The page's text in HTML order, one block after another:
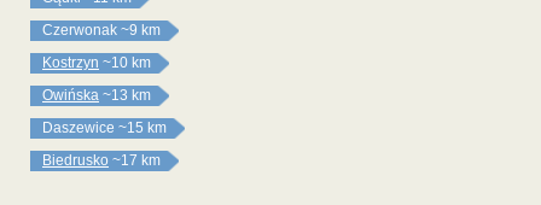
Czerwonak ~9 km
Kostrzyn ~10 km
Owińska ~13 km
Daszewice ~15 km
Biedrusko ~17 km